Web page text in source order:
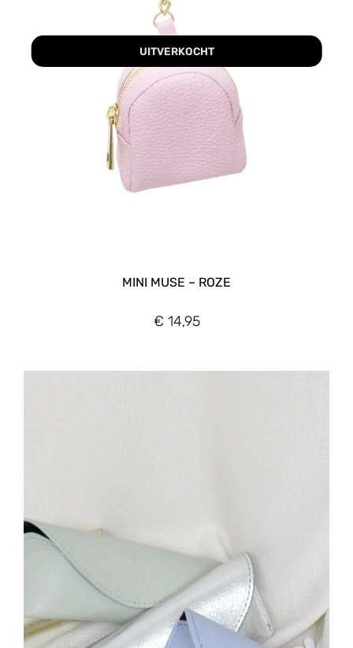
UITVERKOCHT
MINI MUSE – ROZE
€ 14,95